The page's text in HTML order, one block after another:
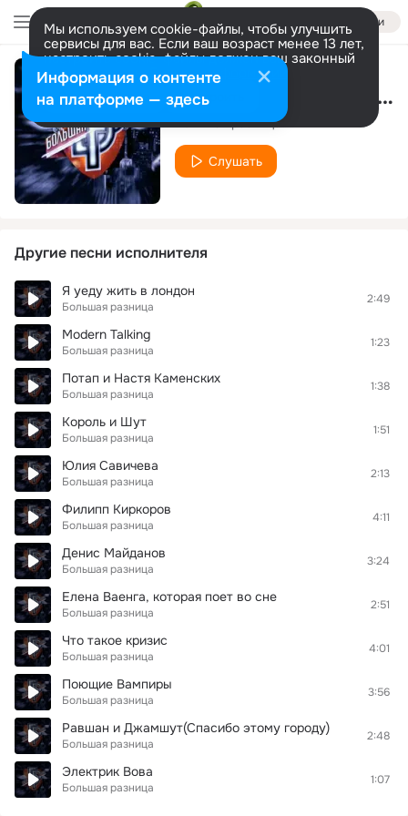
Войти
Мы используем cookie-файлы, чтобы улучшить
сервисы для вас. Если ваш возраст менее 13 лет,
настроить cookie-файлы должен ваш законный
представитель. Больше информации
Разрешить все Настроить Игорь Николаев и Юлия Проскурякова
Большая разница
Слушать
Другие песни исполнителя
Я уеду жить в лондон
Большая разница
2:49
Modern Talking
Большая разница
1:23
Потап и Настя Каменских
Большая разница
1:38
Король и Шут
Большая разница
1:51
Юлия Савичева
Большая разница
2:13
Филипп Киркоров
Большая разница
4:11
Денис Майданов
Большая разница
3:24
Елена Ваенга, которая поет во сне
Большая разница
2:51
Что такое кризис
Большая разница
4:01
Поющие Вампиры
Большая разница
3:56
Равшан и Джамшут(Спасибо этому городу)
Большая разница
2:48
Электрик Вова
Большая разница
1:07
Информация о контенте
на платформе — здесь